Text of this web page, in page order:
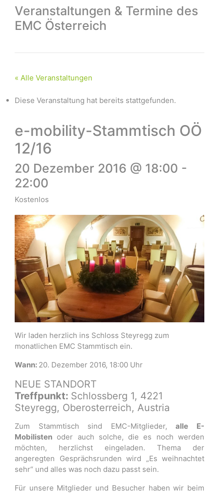
Veranstaltungen & Termine des
EMC Österreich
« Alle Veranstaltungen
Diese Veranstaltung hat bereits stattgefunden.
e-mobility-Stammtisch OÖ
12/16
20 Dezember 2016 @ 18:00 -
22:00
Kostenlos
Wir laden herzlich ins Schloss Steyregg zum
monatlichen EMC Stammtisch ein.
Wann: 20. Dezember 2016, 18:00 Uhr
NEUE STANDORT
Treffpunkt: Schlossberg 1, 4221
Steyregg, Oberosterreich, Austria
Zum Stammtisch sind EMC-Mitglieder,alle E-
Mobilisten oder auch solche, die es noch werden
möchten, herzlichst eingeladen. Thema der
angeregten Gesprächsrunden wird „Es weihnachtet
sehr“ und alles was noch dazu passt sein.
Für unsere Mitglieder und Besucher haben wir beim